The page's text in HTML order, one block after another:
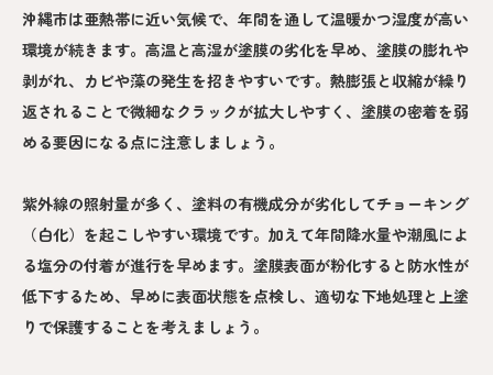
沖縄市は亜熱帯に近い気候で、年間を通して温暖かつ湿度が高い
環境が続きます。高温と高湿が塗膜の劣化を早め、塗膜の膨れや
剥がれ、カビや藻の発生を招きやすいです。熱膨張と収縮が繰り
返されることで微細なクラックが拡大しやすく、塗膜の密着を弱
める要因になる点に注意しましょう。
紫外線の照射量が多く、塗料の有機成分が劣化してチョーキング
（白化）を起こしやすい環境です。加えて年間降水量や潮風によ
る塩分の付着が進行を早めます。塗膜表面が粉化すると防水性が
低下するため、早めに表面状態を点検し、適切な下地処理と上塗
りで保護することを考えましょう。